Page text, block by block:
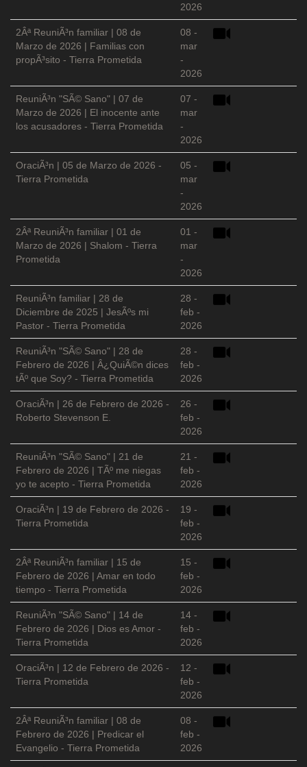
2026
2Âª ReuniÃ³n familiar | 08 de
Marzo de 2026 | Familias con
propÃ³sito - Tierra Prometida
08 -
mar
-
2026
ReuniÃ³n "SÃ© Sano" | 07 de
Marzo de 2026 | El inocente ante
los acusadores - Tierra Prometida
07 -
mar
-
2026
OraciÃ³n | 05 de Marzo de 2026 -
Tierra Prometida
05 -
mar
-
2026
2Âª ReuniÃ³n familiar | 01 de
Marzo de 2026 | Shalom - Tierra
Prometida
01 -
mar
-
2026
ReuniÃ³n familiar | 28 de
Diciembre de 2025 | JesÃºs mi
Pastor - Tierra Prometida
28 -
feb -
2026
ReuniÃ³n "SÃ© Sano" | 28 de
Febrero de 2026 | Â¿QuiÃ©n dices
tÃº que Soy? - Tierra Prometida
28 -
feb -
2026
OraciÃ³n | 26 de Febrero de 2026 -
Roberto Stevenson E.
26 -
feb -
2026
ReuniÃ³n "SÃ© Sano" | 21 de
Febrero de 2026 | TÃº me niegas
yo te acepto - Tierra Prometida
21 -
feb -
2026
OraciÃ³n | 19 de Febrero de 2026 -
Tierra Prometida
19 -
feb -
2026
2Âª ReuniÃ³n familiar | 15 de
Febrero de 2026 | Amar en todo
tiempo - Tierra Prometida
15 -
feb -
2026
ReuniÃ³n "SÃ© Sano" | 14 de
Febrero de 2026 | Dios es Amor -
Tierra Prometida
14 -
feb -
2026
OraciÃ³n | 12 de Febrero de 2026 -
Tierra Prometida
12 -
feb -
2026
2Âª ReuniÃ³n familiar | 08 de
Febrero de 2026 | Predicar el
Evangelio - Tierra Prometida
08 -
feb -
2026